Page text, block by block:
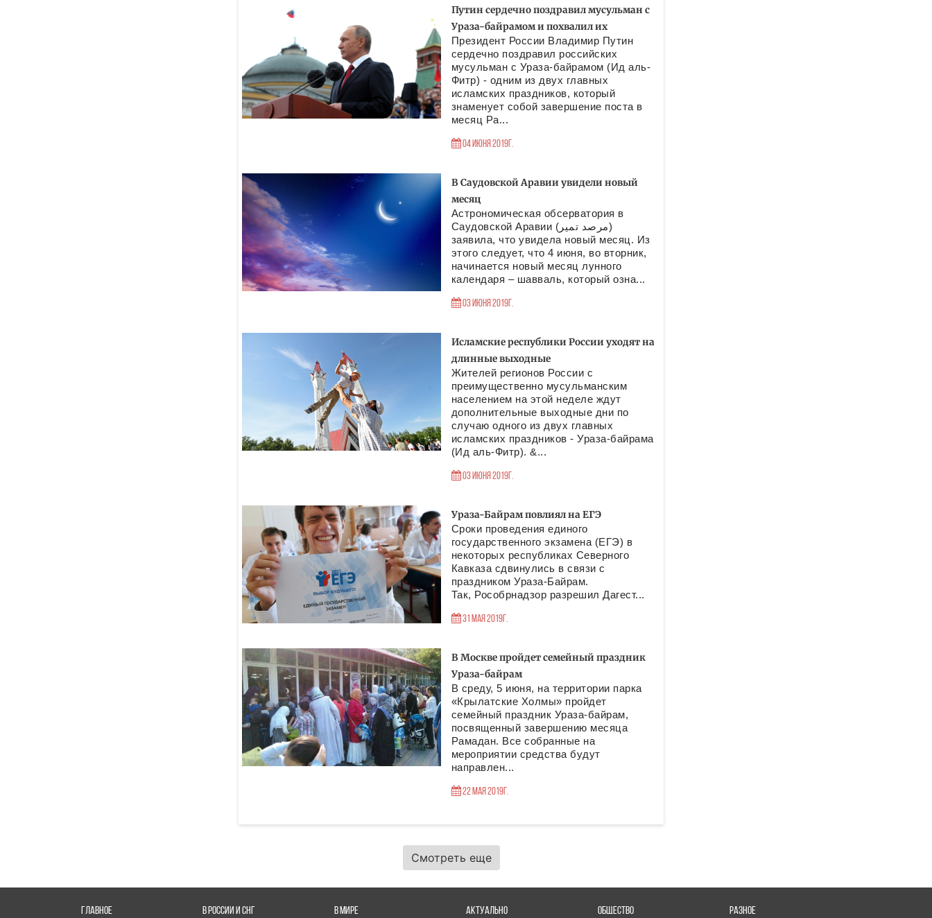
Путин сердечно поздравил мусульман с
Ураза-байрамом и похвалил их
Президент России Владимир Путин
сердечно поздравил российских
мусульман с Ураза-байрамом (Ид аль-
Фитр) - одним из двух главных
исламских праздников, который
знаменует собой завершение поста в
месяц Ра...
04 Июня 2019г.
В Саудовской Аравии увидели новый
месяц
Астрономическая обсерватория в
Саудовской Аравии (مرصد تمير)
заявила, что увидела новый месяц. Из
этого следует, что 4 июня, во вторник,
начинается новый месяц лунного
календаря – шавваль, который озна...
03 Июня 2019г.
Исламские республики России уходят на
длинные выходные
Жителей регионов России с
преимущественно мусульманским
населением на этой неделе ждут
дополнительные выходные дни по
случаю одного из двух главных
исламских праздников - Ураза-байрама
(Ид аль-Фитр). &...
03 Июня 2019г.
Ураза-Байрам повлиял на ЕГЭ
Сроки проведения единого
государственного экзамена (ЕГЭ) в
некоторых республиках Северного
Кавказа сдвинулись в связи с
праздником Ураза-Байрам.
Так, Рособрнадзор разрешил Дагест...
31 Мая 2019г.
В Москве пройдет семейный праздник
Ураза-байрам
В среду, 5 июня, на территории парка
«Крылатские Холмы» пройдет
семейный праздник Ураза-байрам,
посвященный завершению месяца
Рамадан. Все собранные на
мероприятии средства будут
направлен...
22 Мая 2019г.
Смотреть еще
ГЛАВНОЕ В РОССИИ И СНГ В МИРЕ АКТУАЛЬНО ОБЩЕСТВО РАЗНОЕ